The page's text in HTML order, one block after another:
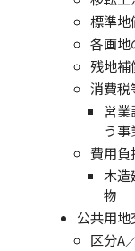
標準地
各画地
残地補
消費税
営業
う事
費用負
木造
物
公共用
区分A